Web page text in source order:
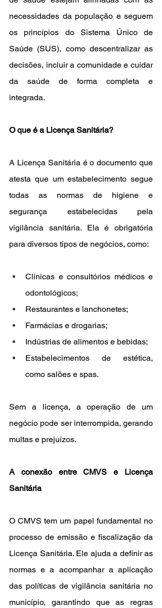
necessidades da população e seguem
os princípios do Sistema Único de
Saúde (SUS), como descentralizar as
decisões, incluir a comunidade e cuidar
da saúde de forma completa e
integrada.
O que é a Licença Sanitária?
A Licença Sanitária é o documento que
atesta que um estabelecimento segue
todas as normas de higiene e
segurança estabelecidas pela
vigilância sanitária. Ela é obrigatória
para diversos tipos de negócios, como:
Clínicas e consultórios médicos e
odontológicos;
Restaurantes e lanchonetes;
Farmácias e drogarias;
Indústrias de alimentos e bebidas;
Estabelecimentos de estética,
como salões e spas.
Sem a licença, a operação de um
negócio pode ser interrompida, gerando
multas e prejuízos.
A conexão entre CMVS e Licença
Sanitária
O CMVS tem um papel fundamental no
processo de emissão e fiscalização da
Licença Sanitária. Ele ajuda a definir as
normas e a acompanhar a aplicação
das políticas de vigilância sanitária no
município, garantindo que as regras